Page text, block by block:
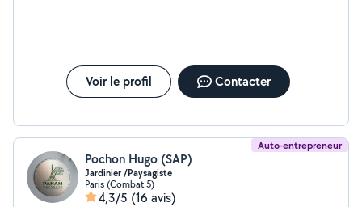
Voir le profil Contacter
Auto-entrepreneur
Pochon Hugo (SAP)
Jardinier /Paysagiste
Paris (Combat 5)
4,3/5 (16 avis)